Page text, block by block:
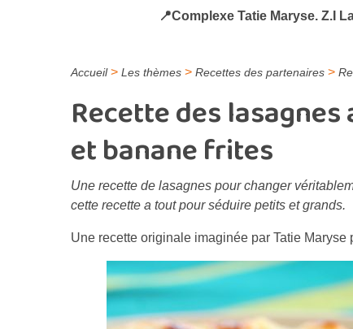
📍Complexe Tatie Maryse. Z.I
Accueil> Les thèmes > Recettes des partenaires >
Recette des
et banane frites
Une recette de lasagnes pour changer
cette recette a tout pour séduire petits et grands.
Une recette originale imaginée par Tatie Maryse